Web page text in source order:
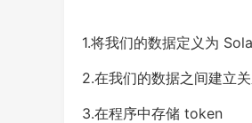
1.将我们的数据定义为
2.在我们的数据之间建立
3.在程序中存储 token